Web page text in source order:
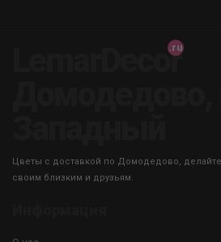
LemarDecor
Цветы с доставкой по Домодедово,
своим близким и друзьям.